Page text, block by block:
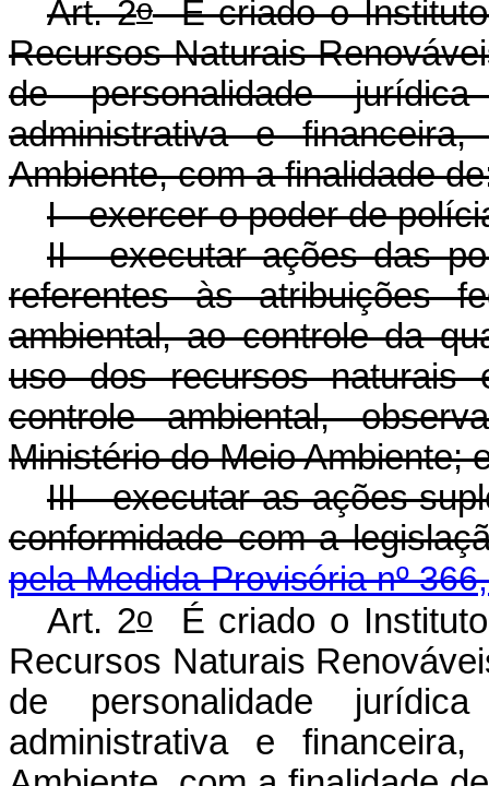
Art. 2oÉ criado o Instituto
Recursos Naturais
de personalidade
administrativa e
Ambiente, com a finalidade
I - exercer o poder de
II - executar ações das
referentes às atribuições
ambiental, ao controle da
uso dos recursos naturais
controle ambiental,
Ministério do Meio Ambiente;
III - executar as ações
conformidade com a
pela Medida Provisória nº
Art. 2oÉ criado o Instituto
Recursos Naturais
de personalidade
administrativa e